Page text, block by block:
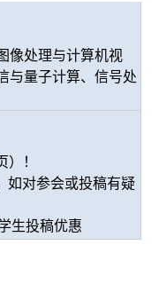
像处理与计算机视
与量子计算、信号处
！
如对参会或投稿有疑
生投稿优惠